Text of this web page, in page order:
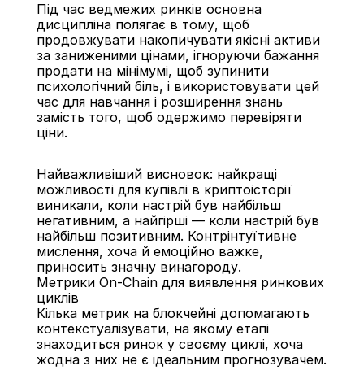
Під час ведмежих ринків основна
дисципліна полягає в тому, щоб
продовжувати накопичувати якісні активи
за заниженими цінами, ігноруючи бажання
продати на мінімумі, щоб зупинити
психологічний біль, і використовувати цей
час для навчання і розширення знань
замість того, щоб одержимо перевіряти
ціни.
Найважливіший висновок: найкращі
можливості для купівлі в криптоісторії
виникали, коли настрій був найбільш
негативним, а найгірші — коли настрій був
найбільш позитивним. Контрінтуїтивне
мислення, хоча й емоційно важке,
приносить значну винагороду.
Метрики On-Chain для виявлення ринкових
циклів
Кілька метрик на блокчейні допомагають
контекстуалізувати, на якому етапі
знаходиться ринок у своєму циклі, хоча
жодна з них не є ідеальним прогнозувачем.